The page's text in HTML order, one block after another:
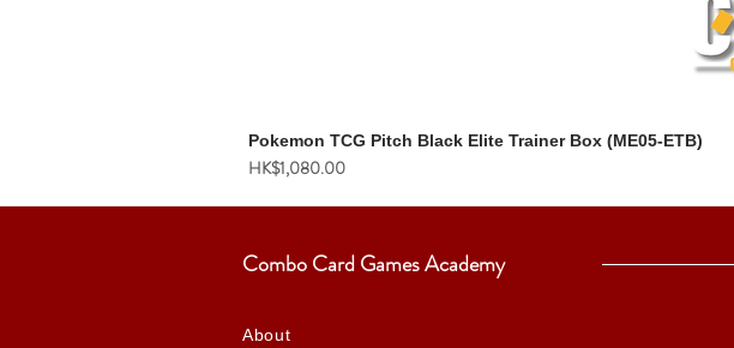
Pokemon TCG Pitch Black Elite Trainer Box (ME05-ETB)
價格
HK$1,080.00
Combo Card Games Academy
About